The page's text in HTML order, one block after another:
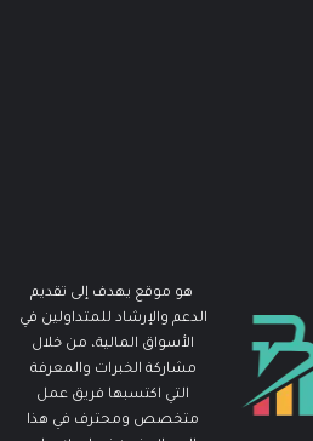
هو موقع يهدف إلى تقديم
الدعم والإرشاد للمتداولين في
الأسواق المالية، من خلال
مشاركة الخبرات والمعرفة
التي اكتسبها فريق عمل
متخصص ومحترف في هذا